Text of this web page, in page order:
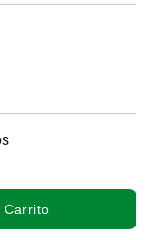
Carrito